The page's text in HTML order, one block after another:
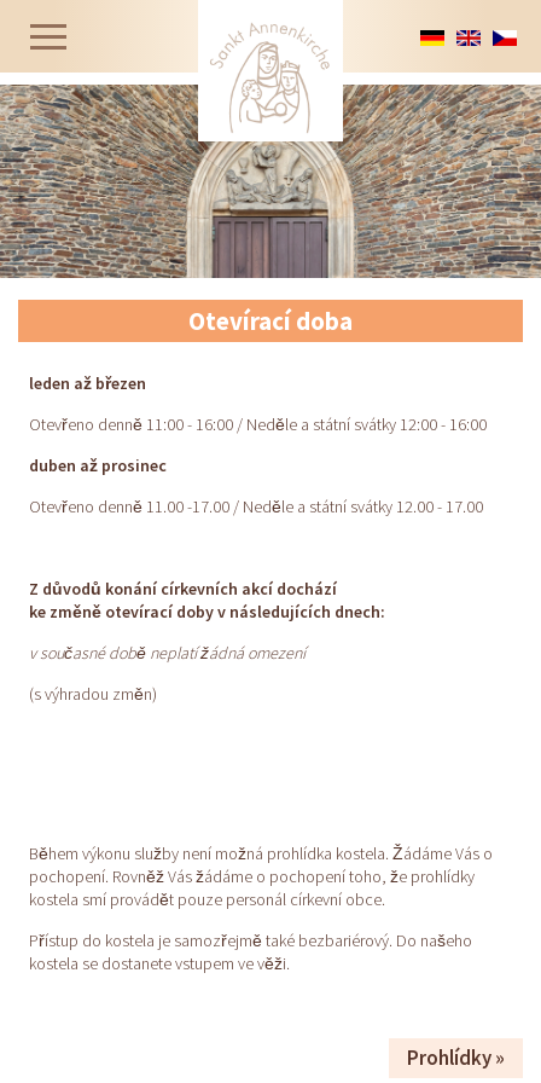
Otevírací doba
leden až březen
Otevřeno denně 11:00 - 16:00 / Neděle a státní svátky 12:00 - 16:00
duben až prosinec
Otevřeno denně 11.00 -17.00 / Neděle a státní svátky 12.00 - 17.00
Z důvodů konání církevních akcí dochází
ke změně otevírací doby v následujících dnech:
v současné době neplatí žádná omezení
(s výhradou změn)
Během výkonu služby není možná prohlídka kostela. Žádáme Vás o
pochopení. Rovněž Vás žádáme o pochopení toho, že prohlídky
kostela smí provádět pouze personál církevní obce.
Přístup do kostela je samozřejmě také bezbariérový. Do našeho
kostela se dostanete vstupem ve věži.
Prohlídky